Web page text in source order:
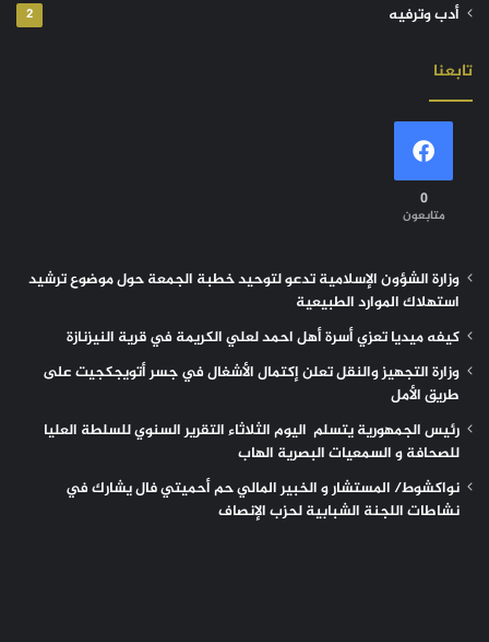
أدب وترفيه 2
تابعنا
0
متابعون
وزارة الشؤون الإسلامية تدعو لتوحيد خطبة الجمعة حول موضوع ترشيد
استهلاك الموارد الطبيعية
كيفه ميديا تعزي أسرة أهل احمد لعلي الكريمة في قرية النيزنازة
وزارة التجهيز والنقل تعلن إكتمال الأشغال في جسر أتويجكجيت على
طريق الأمل
رئيس الجمهورية يتسلم اليوم الثلاثاء التقرير السنوي للسلطة العليا
للصحافة و السمعيات البصرية الهاب
نواكشوط/ المستشار و الخبير المالي حم أحميتي فال يشارك في
نشاطات اللجنة الشبابية لحزب الإنصاف